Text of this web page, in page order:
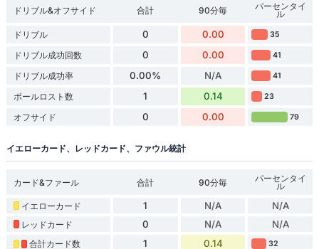
ドリブル&オフサイド 合計 90分毎 パーセンタイ
ル
ドリブル
0 0.00 35
ドリブル成功回数 0 0.00 41
ドリブル成功率 0.00% N/A 41
ボールロスト数 1 0.14 23
オフサイド 0 0.00 79
イエローカード、レッドカード、ファウル統計
カード&ファール 合計 90分毎 パーセンタイ
ル
イエローカード
1 N/A N/A
レッドカード 0 N/A N/A
合計カード数 1 0.14 32